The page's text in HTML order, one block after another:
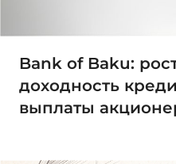
Bank of Baku:
доходность
выплаты